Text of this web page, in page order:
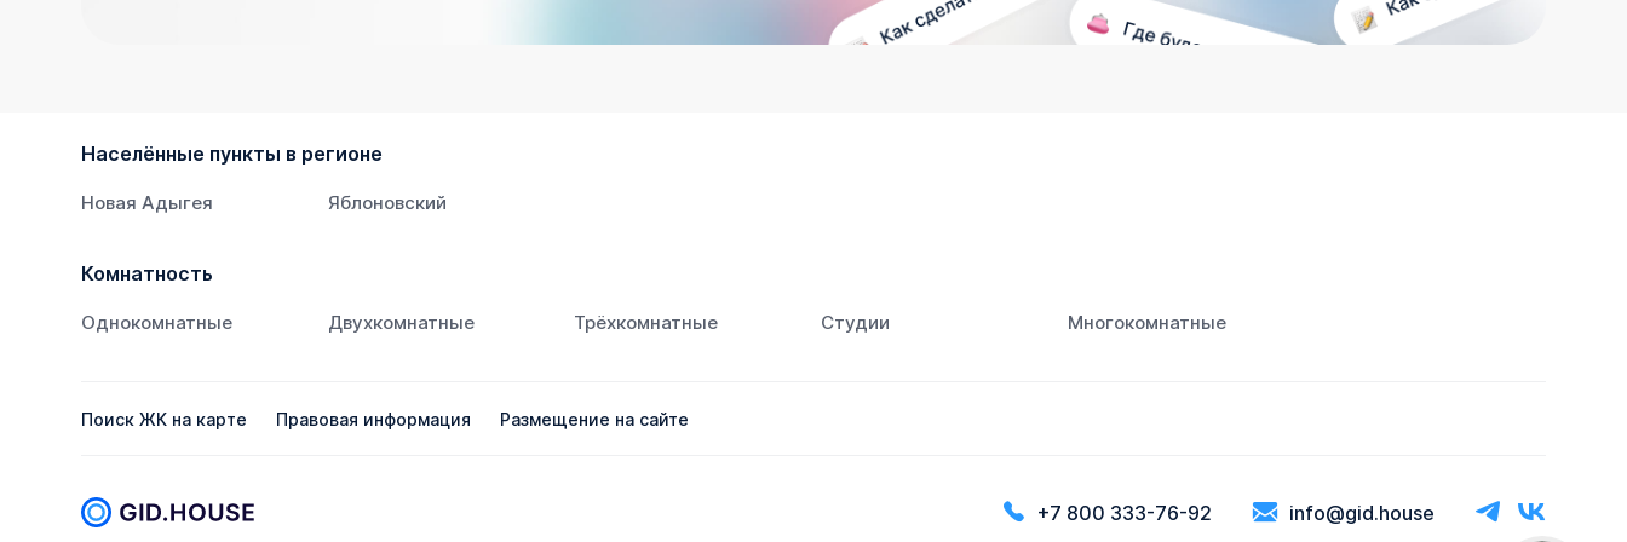
Населённые пункты в регионе
Новая Адыгея Яблоновский
Комнатность
Однокомнатные Двухкомнатные Трёхкомнатные Студии Многокомнатные
Поиск ЖК на карте Правовая информация Размещение на сайте
+7 800 333-76-92 info@gid.house